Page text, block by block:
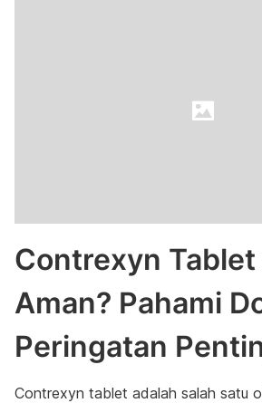
Contrexyn Tablet
Aman? Pahami
Peringatan
Contrexyn tablet adalah salah satu